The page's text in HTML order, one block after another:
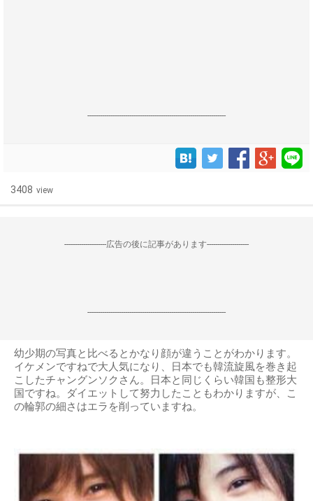
------------------------------------------------------------------
3408 view
--------------------広告の後に記事があります--------------------
------------------------------------------------------------------
幼少期の写真と比べるとかなり顔が違うことがわかります。
イケメンですねで大人気になり、日本でも韓流旋風を巻き起
こしたチャングンソクさん。日本と同じくらい韓国も整形大
国ですね。ダイエットして努力したこともわかりますが、こ
の輪郭の細さはエラを削っていますね。